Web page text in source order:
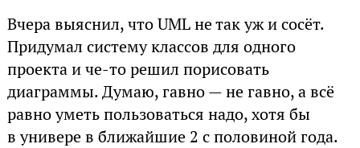
Вчера выяснил, что UML не так уж и сосёт.
Придумал систему классов для одного
проекта и че-то решил порисовать
диаграммы. Думаю, гавно — не гавно, а всё
равно уметь пользоваться надо, хотя бы
в универе в ближайшие 2 с половиной года.